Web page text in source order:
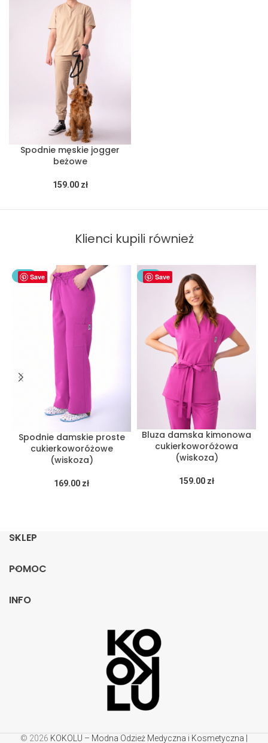
Spodnie męskie jogger
beżowe
159.00 zł
Klienci kupili również
Save
NEW
Spodnie damskie proste
cukierkoworóżowe
(wiskoza)
169.00 zł
Save
NEW
Bluza damska kimonowa
cukierkoworóżowa
(wiskoza)
159.00 zł
SKLEP
POMOC
INFO
© 2026 KOKOLU – Modna Odzież Medyczna i Kosmetyczna |